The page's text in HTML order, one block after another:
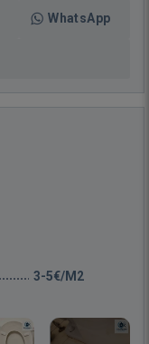
WhatsApp
3-5€/M2